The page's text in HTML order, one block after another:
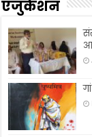
एजुकेशन